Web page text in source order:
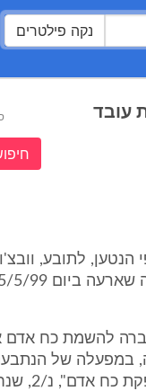
נקה פילטרים
עובד
הנטען, לתובע,
חברה להשמת כח
פלקו בע"מ (להלן: